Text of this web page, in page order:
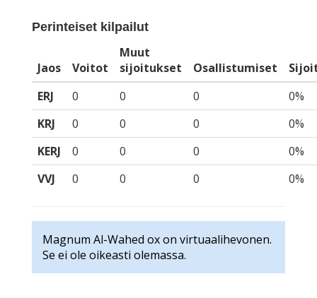
Perinteiset kilpailut
Jaos Voitot
Muut
sijoitukset
Osallistumiset
ERJ
0 0 0
0%
KRJ
0 0 0
0%
KERJ
0 0 0
0%
VVJ
0 0 0 0%
Magnum Al-Wahed ox on virtuaalihevonen.
Se ei ole oikeasti olemassa.